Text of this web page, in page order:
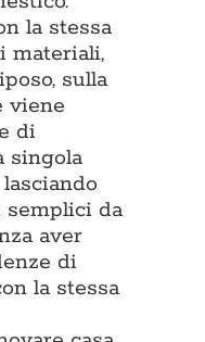
la stessa
materiali,
sulla
viene
di
singola
semplici da
aver
di
la stessa